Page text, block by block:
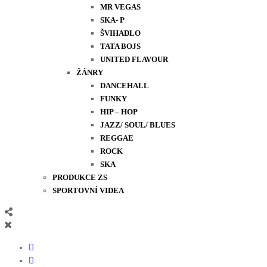
MR VEGAS
SKA- P
ŠVIHADLO
TATA BOJS
UNITED FLAVOUR
ŽÁNRY
DANCEHALL
FUNKY
HIP – HOP
JAZZ/ SOUL/ BLUES
REGGAE
ROCK
SKA
PRODUKCE ZS
SPORTOVNÍ VIDEA